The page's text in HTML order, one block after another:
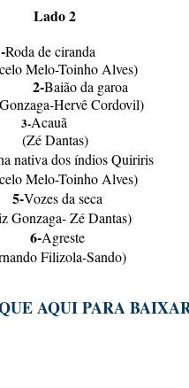
Lado 2
Roda de ciranda
Melo-Toinho Alves)
2-Baião da garoa
Hervê Cordovil)
3-Acauã
(Zé Dantas)
nativa dos índios Quiriris
Melo-Toinho Alves)
5-Vozes da seca
Gonzaga- Zé Dantas)
6-Agreste
Filizola-Sando)
AQUI PARA